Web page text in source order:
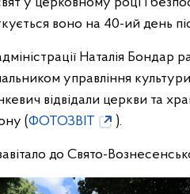
воно на 40-ий день
Наталія Бондар
управління
відвідали церкви та
(ФОТОЗВІТ ).
до Свято-